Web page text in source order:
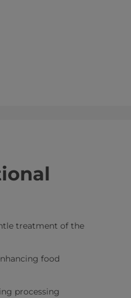
treatment of the
food
processing